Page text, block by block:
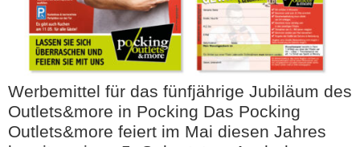
Werbemittel für das fünfjährige Jubiläum des
Outlets&more in Pocking Das Pocking
Outlets&more feiert im Mai diesen Jahres